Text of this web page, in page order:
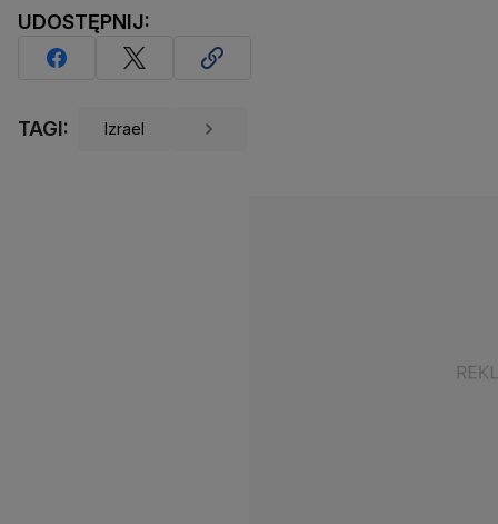
UDOSTĘPNIJ:
TAGI: Izrael